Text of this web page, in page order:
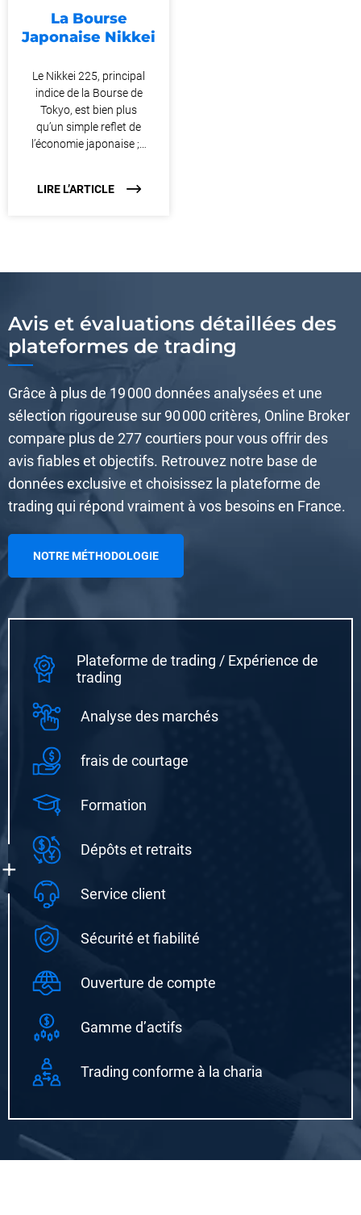
La Bourse
Japonaise Nikkei
Le Nikkei 225, principal
indice de la Bourse de
Tokyo, est bien plus
qu’un simple reflet de
l’économie japonaise ;…
LIRE L’ARTICLE
Avis et évaluations détaillées des
plateformes de trading
Grâce à plus de 19 000 données analysées et une
sélection rigoureuse sur 90 000 critères, Online Broker
compare plus de 277 courtiers pour vous offrir des
avis fiables et objectifs. Retrouvez notre base de
données exclusive et choisissez la plateforme de
trading qui répond vraiment à vos besoins en France.
NOTRE MÉTHODOLOGIE
+
Plateforme de trading / Expérience de
trading
Analyse des marchés
frais de courtage
Formation
Dépôts et retraits
Service client
Sécurité et fiabilité
Ouverture de compte
Gamme d’actifs
Trading conforme à la charia